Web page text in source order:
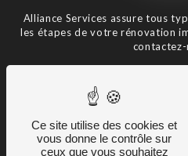
Alliance Services assure tous
les étapes de votre rénovation
contactez-
Nos
HORAIRES
Lundi :
Ce site utilise des cookies et
vous donne le contrôle sur
ceux que vous souhaitez